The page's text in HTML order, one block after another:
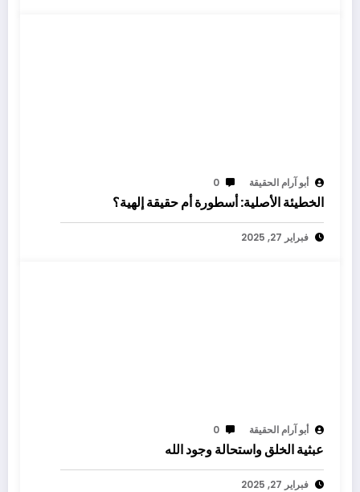
أبو آرام الحقيقة 0
الخطيئة الأصلية: أسطورة أم حقيقة إلهية؟
فبراير 27, 2025
أبو آرام الحقيقة 0
عبثية الخلق واستحالة وجود الله
فبراير 27, 2025